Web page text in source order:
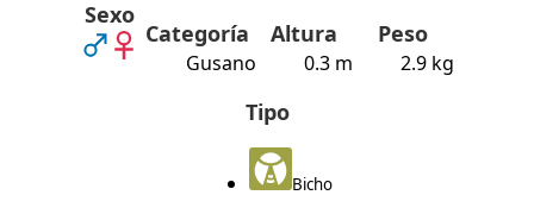
Sexo
Categoría
Gusano
Altura
0.3 m
Peso
2.9 kg
Tipo
Bicho